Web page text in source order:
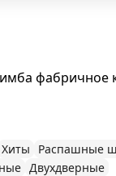
фабричное
Хиты
Распашные
Двухдверные